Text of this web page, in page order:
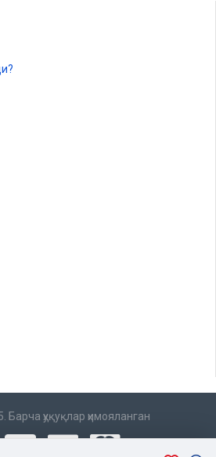
ҳуқуқлар ҳимояланган